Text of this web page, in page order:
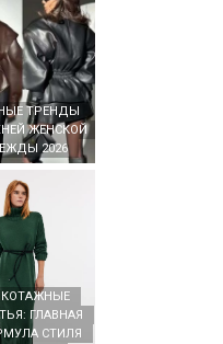
ТРЕНДЫ
ЖЕНСКОЙ
2026
ГЛАВНАЯ
СТИЛЯ